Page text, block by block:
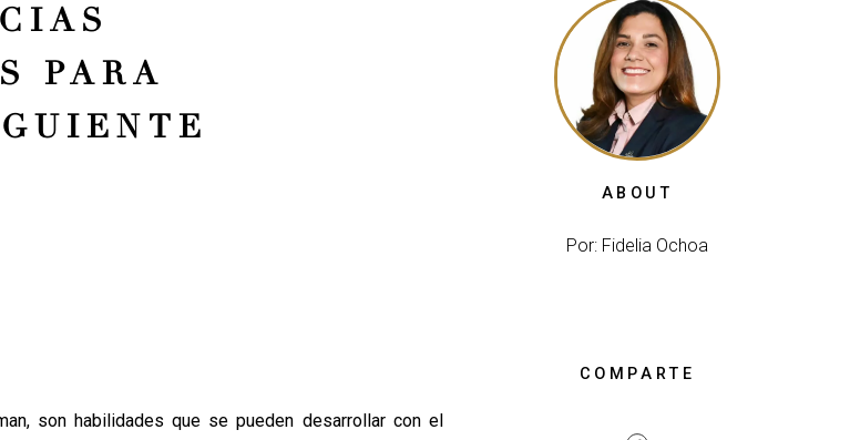
PARA
son habilidades que se pueden desarrollar con el
ABOUT
Por: Fidelia Ochoa
COMPARTE